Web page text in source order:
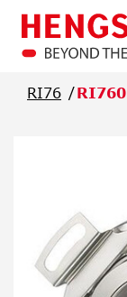
Passer au
RI76